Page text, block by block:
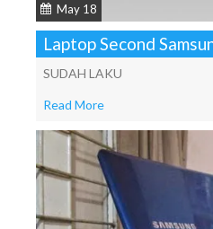
May 18
Laptop Second
SUDAH LAKU
Read More